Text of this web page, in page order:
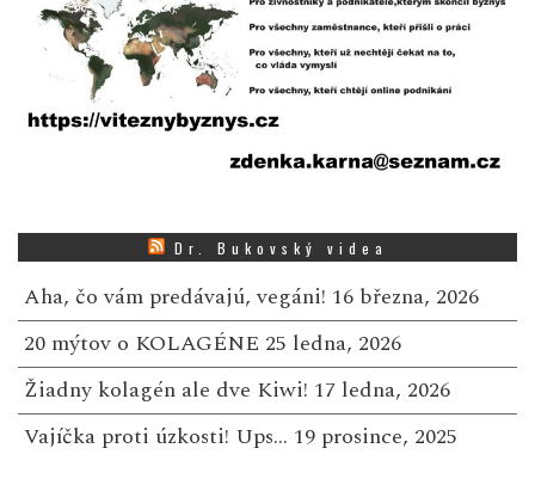
Dr. Bukovský videa
Aha, čo vám predávajú, vegáni! 16 března, 2026
20 mýtov o KOLAGÉNE 25 ledna, 2026
Žiadny kolagén ale dve Kiwi! 17 ledna, 2026
Vajíčka proti úzkosti! Ups… 19 prosince, 2025